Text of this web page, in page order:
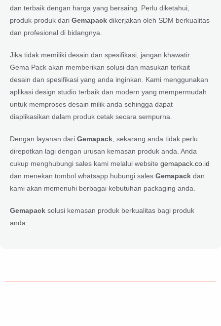
dan terbaik dengan harga yang bersaing. Perlu diketahui,
produk-produk dari Gemapack dikerjakan oleh SDM berkualitas
dan profesional di bidangnya.
Jika tidak memiliki desain dan spesifikasi, jangan khawatir.
Gema Pack akan memberikan solusi dan masukan terkait
desain dan spesifikasi yang anda inginkan. Kami menggunakan
aplikasi design studio terbaik dan modern yang mempermudah
untuk memproses desain milik anda sehingga dapat
diaplikasikan dalam produk cetak secara sempurna.
Dengan layanan dari Gemapack , sekarang anda tidak perlu
direpotkan lagi dengan urusan kemasan produk anda. Anda
cukup menghubungi sales kami melalui website gemapack.co.id
dan menekan tombol whatsapp hubungi sales Gemapack dan
kami akan memenuhi berbagai kebutuhan packaging anda.
Gemapack solusi kemasan produk berkualitas bagi produk
anda.